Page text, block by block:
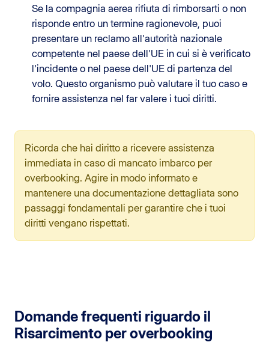
Se la compagnia aerea rifiuta di rimborsarti o non
risponde entro un termine ragionevole, puoi
presentare un reclamo all'autorità nazionale
competente nel paese dell'UE in cui si è verificato
l'incidente o nel paese dell'UE di partenza del
volo. Questo organismo può valutare il tuo caso e
fornire assistenza nel far valere i tuoi diritti.
Ricorda che hai diritto a ricevere assistenza
immediata in caso di mancato imbarco per
overbooking. Agire in modo informato e
mantenere una documentazione dettagliata sono
passaggi fondamentali per garantire che i tuoi
diritti vengano rispettati.
Domande frequenti riguardo il
Risarcimento per overbooking